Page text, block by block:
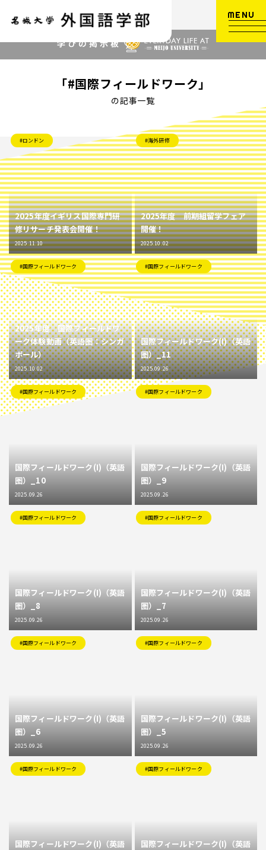
MENU
「#国際フィールドワーク」
の記事一覧
2025年度イギリス国際専門研
修リサーチ発表会開催！
2025.11.10
#ロンドン
2025年度 前期組留学フェア
開催！
2025.10.02
#海外研修
2025年度 国際フィールドワ
ーク体験動画（英語圏：シンガ
ポール）
2025.10.02
#国際フィールドワーク
国際フィールドワーク(I)（英語
圏）_11
2025.09.26
#国際フィールドワーク
国際フィールドワーク(I)（英語
圏）_10
2025.09.26
#国際フィールドワーク
国際フィールドワーク(I)（英語
圏）_9
2025.09.26
#国際フィールドワーク
国際フィールドワーク(I)（英語
圏）_8
2025.09.26
#国際フィールドワーク
国際フィールドワーク(I)（英語
圏）_7
2025.09.26
#国際フィールドワーク
国際フィールドワーク(I)（英語
圏）_6
2025.09.26
#国際フィールドワーク
国際フィールドワーク(I)（英語
圏）_5
2025.09.26
#国際フィールドワーク
国際フィールドワーク(I)（英語
#国際フィールドワーク
国際フィールドワーク(I)（英語
#国際フィールドワーク